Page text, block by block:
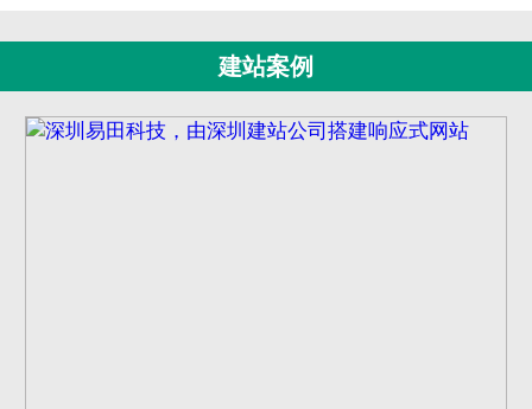
建站案例